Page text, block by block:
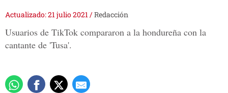
Actualizado: 21 julio 2021/Redacción
Usuarios de TikTok compararon a la hondureña con la
cantante de 'Tusa'.